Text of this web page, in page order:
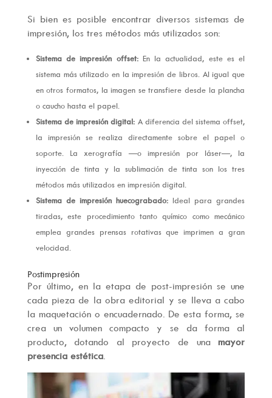
Si bien es posible encontrar diversos sistemas de
impresión, los tres métodos más utilizados son:
Sistema de impresión offset: En la actualidad, este es el
sistema más utilizado en la impresión de libros. Al igual que
en otros formatos, la imagen se transfiere desde la plancha
o caucho hasta el papel.
Sistema de impresión digital: A diferencia del sistema offset,
la impresión se realiza directamente sobre el papel o
soporte. La xerografía —o impresión por láser—, la
inyección de tinta y la sublimación de tinta son los tres
métodos más utilizados en impresión digital.
Sistema de impresión huecograbado: Ideal para grandes
tiradas, este procedimiento tanto químico como mecánico
emplea grandes prensas rotativas que imprimen a gran
velocidad.
Postimpresión
Por último, en la etapa de post-impresión se une
cada pieza de la obra editorial y se lleva a cabo
la maquetación o encuadernado. De esta forma, se
crea un volumen compacto y se da forma al
producto, dotando al proyecto de unamayor
presencia estética.